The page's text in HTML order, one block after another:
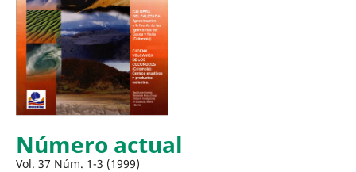
Número actual
Vol. 37 Núm. 1-3 (1999)